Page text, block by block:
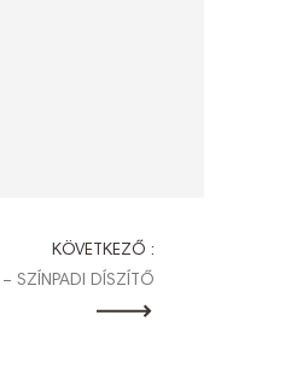
KÖVETKEZŐ :
– SZÍNPADI DÍSZÍTŐ